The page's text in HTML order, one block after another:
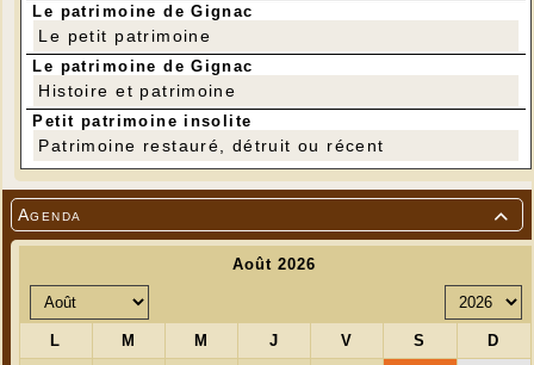

Agenda
Le patrimoine de Gignac
Le petit patrimoine
Le patrimoine de Gignac
Histoire et patrimoine
Petit patrimoine insolite
Patrimoine restauré, détruit ou récent